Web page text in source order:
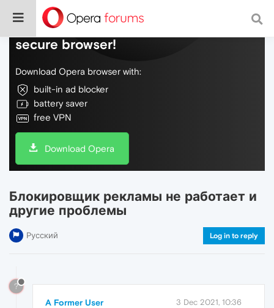
Do more on the web, with a fast and
secure browser!
Download Opera browser with:
built-in ad blocker
battery saver
free VPN
Download Opera
Блокировщик рекламы не работает и
другие проблемы
Русский Log in to reply
?
A Former User 3 Dec 2021, 10:36